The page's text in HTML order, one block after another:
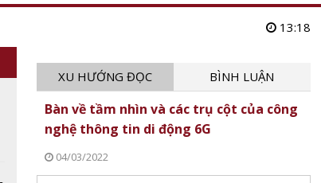
13:18
XU HƯỚNG ĐỌC BÌNH LUẬN
Bàn về tầm nhìn và các trụ cột của công
nghệ thông tin di động 6G
04/03/2022